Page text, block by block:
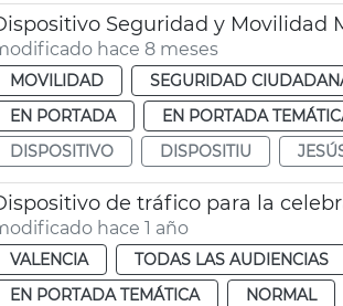
Seguridad y Movilidad
hace 8 meses
MOVILIDAD SEGURIDAD
EN PORTADA
EN PORTADA
DISPOSITIVO
DISPOSITIU
de tráfico para la
hace 1 año
VALENCIA TODAS LAS AUDIENCIAS
EN PORTADA TEMÁTICA
NORMAL